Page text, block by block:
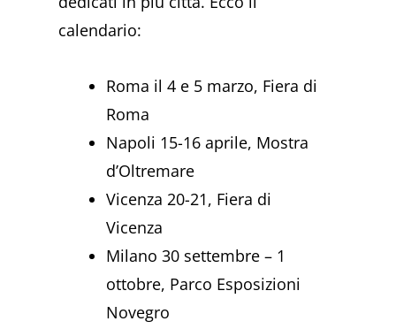
calendario:
Roma il 4 e 5 marzo, Fiera di
Roma
Napoli 15-16 aprile, Mostra
d’Oltremare
Vicenza 20-21, Fiera di
Vicenza
Milano 30 settembre – 1
ottobre, Parco Esposizioni
Novegro